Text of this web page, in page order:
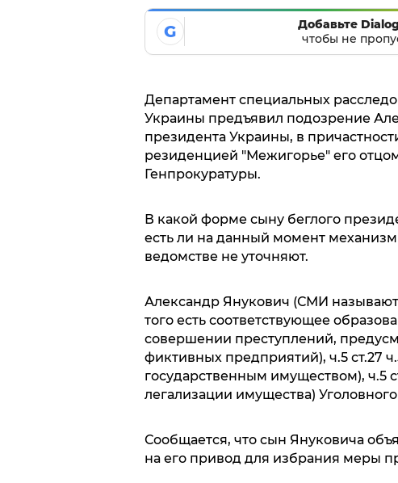
G
Добавьте
чтобы не
Департамент специальных
Украины предъявил подозрение
президента Украины, в
резиденцией "Межигорье" его
Генпрокуратуры.
В какой форме сыну беглого
есть ли на данный момент механизм
ведомстве не уточняют.
Александр Янукович (СМИ называют
того есть соответствующее
совершении преступлений,
фиктивных предприятий), ч.5 ст.27
государственным имуществом), ч.5
легализации имущества)
Сообщается, что сын Януковича
на его привод для избрания меры